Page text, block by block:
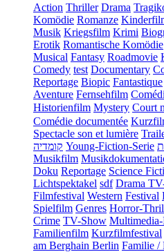
Action Thriller Drama
Komödie Romanze
Musik Kriegsfilm Krimi
Erotik Romantische Komödie
Musical Fantasy Roadmovie
Comedy test Documentary
Reportage Biopic Fantastique
Aventure Fernsehfilm
Historienfilm Mystery Court
Comédie documentée
Spectacle son et lumière
קומדיה Young-Fiction-Serie
Musikfilm
Doku Reportage Science
Lichtspektakel sdf Drama
Filmfestival Western Festival
Spielfilm Genres Horror-
Crime TV-Show
Familienfilm Kurzfilmfestival
am Berghain Berlin Familie /